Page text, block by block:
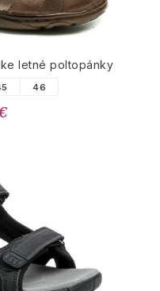
letné poltopánky
46